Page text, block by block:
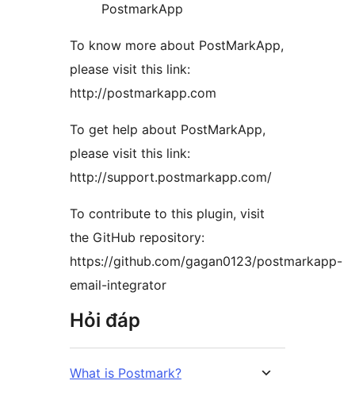
PostmarkApp
To know more about PostMarkApp,
please visit this link:
http://postmarkapp.com
To get help about PostMarkApp,
please visit this link:
http://support.postmarkapp.com/
To contribute to this plugin, visit
the GitHub repository:
https://github.com/gagan0123/postmarkapp-
email-integrator
Hỏi đáp
What is Postmark?